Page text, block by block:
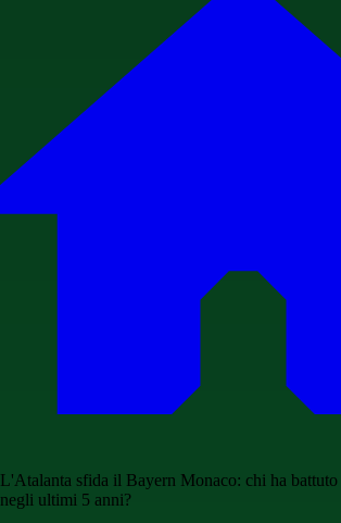
L'Atalanta sfida il Bayern Monaco: chi ha battuto
negli ultimi 5 anni?